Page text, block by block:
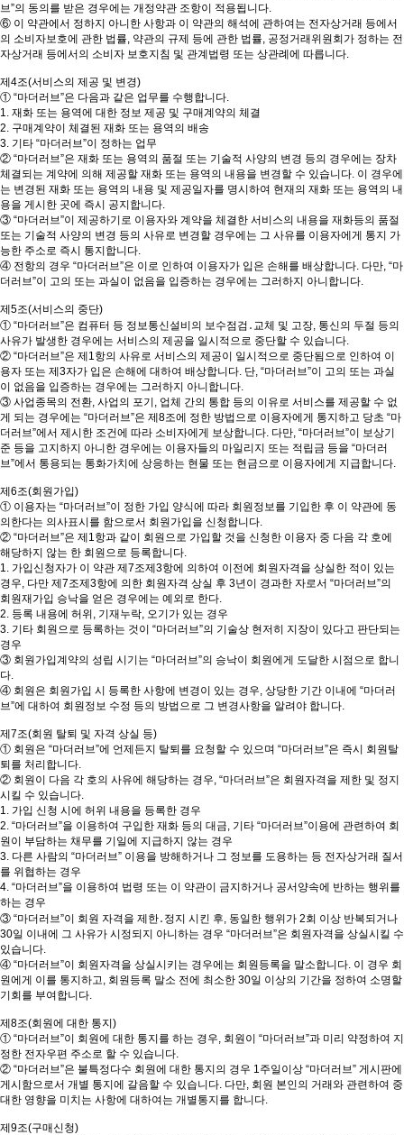
브”의 동의를 받은 경우에는 개정약관 조항이 적용됩니다.
⑥ 이 약관에서 정하지 아니한 사항과 이 약관의 해석에 관하여는 전자상거래 등에서
의 소비자보호에 관한 법률, 약관의 규제 등에 관한 법률, 공정거래위원회가 정하는 전
자상거래 등에서의 소비자 보호지침 및 관계법령 또는 상관례에 따릅니다.
제4조(서비스의 제공 및 변경)
① “마더러브”은 다음과 같은 업무를 수행합니다.
1. 재화 또는 용역에 대한 정보 제공 및 구매계약의 체결
2. 구매계약이 체결된 재화 또는 용역의 배송
3. 기타 “마더러브”이 정하는 업무
② “마더러브”은 재화 또는 용역의 품절 또는 기술적 사양의 변경 등의 경우에는 장차
체결되는 계약에 의해 제공할 재화 또는 용역의 내용을 변경할 수 있습니다. 이 경우에
는 변경된 재화 또는 용역의 내용 및 제공일자를 명시하여 현재의 재화 또는 용역의 내
용을 게시한 곳에 즉시 공지합니다.
③ “마더러브”이 제공하기로 이용자와 계약을 체결한 서비스의 내용을 재화등의 품절
또는 기술적 사양의 변경 등의 사유로 변경할 경우에는 그 사유를 이용자에게 통지 가
능한 주소로 즉시 통지합니다.
④ 전항의 경우 “마더러브”은 이로 인하여 이용자가 입은 손해를 배상합니다. 다만, “마
더러브”이 고의 또는 과실이 없음을 입증하는 경우에는 그러하지 아니합니다.
제5조(서비스의 중단)
① “마더러브”은 컴퓨터 등 정보통신설비의 보수점검․교체 및 고장, 통신의 두절 등의
사유가 발생한 경우에는 서비스의 제공을 일시적으로 중단할 수 있습니다.
② “마더러브”은 제1항의 사유로 서비스의 제공이 일시적으로 중단됨으로 인하여 이
용자 또는 제3자가 입은 손해에 대하여 배상합니다. 단, “마더러브”이 고의 또는 과실
이 없음을 입증하는 경우에는 그러하지 아니합니다.
③ 사업종목의 전환, 사업의 포기, 업체 간의 통합 등의 이유로 서비스를 제공할 수 없
게 되는 경우에는 “마더러브”은 제8조에 정한 방법으로 이용자에게 통지하고 당초 “마
더러브”에서 제시한 조건에 따라 소비자에게 보상합니다. 다만, “마더러브”이 보상기
준 등을 고지하지 아니한 경우에는 이용자들의 마일리지 또는 적립금 등을 “마더러
브”에서 통용되는 통화가치에 상응하는 현물 또는 현금으로 이용자에게 지급합니다.
제6조(회원가입)
① 이용자는 “마더러브”이 정한 가입 양식에 따라 회원정보를 기입한 후 이 약관에 동
의한다는 의사표시를 함으로서 회원가입을 신청합니다.
② “마더러브”은 제1항과 같이 회원으로 가입할 것을 신청한 이용자 중 다음 각 호에
해당하지 않는 한 회원으로 등록합니다.
1. 가입신청자가 이 약관 제7조제3항에 의하여 이전에 회원자격을 상실한 적이 있는
경우, 다만 제7조제3항에 의한 회원자격 상실 후 3년이 경과한 자로서 “마더러브”의
회원재가입 승낙을 얻은 경우에는 예외로 한다.
2. 등록 내용에 허위, 기재누락, 오기가 있는 경우
3. 기타 회원으로 등록하는 것이 “마더러브”의 기술상 현저히 지장이 있다고 판단되는
경우
③ 회원가입계약의 성립 시기는 “마더러브”의 승낙이 회원에게 도달한 시점으로 합니
다.
④ 회원은 회원가입 시 등록한 사항에 변경이 있는 경우, 상당한 기간 이내에 “마더러
브”에 대하여 회원정보 수정 등의 방법으로 그 변경사항을 알려야 합니다.
제7조(회원 탈퇴 및 자격 상실 등)
① 회원은 “마더러브”에 언제든지 탈퇴를 요청할 수 있으며 “마더러브”은 즉시 회원탈
퇴를 처리합니다.
② 회원이 다음 각 호의 사유에 해당하는 경우, “마더러브”은 회원자격을 제한 및 정지
시킬 수 있습니다.
1. 가입 신청 시에 허위 내용을 등록한 경우
2. “마더러브”을 이용하여 구입한 재화 등의 대금, 기타 “마더러브”이용에 관련하여 회
원이 부담하는 채무를 기일에 지급하지 않는 경우
3. 다른 사람의 “마더러브” 이용을 방해하거나 그 정보를 도용하는 등 전자상거래 질서
를 위협하는 경우
4. “마더러브”을 이용하여 법령 또는 이 약관이 금지하거나 공서양속에 반하는 행위를
하는 경우
③ “마더러브”이 회원 자격을 제한․정지 시킨 후, 동일한 행위가 2회 이상 반복되거나
30일 이내에 그 사유가 시정되지 아니하는 경우 “마더러브”은 회원자격을 상실시킬 수
있습니다.
④ “마더러브”이 회원자격을 상실시키는 경우에는 회원등록을 말소합니다. 이 경우 회
원에게 이를 통지하고, 회원등록 말소 전에 최소한 30일 이상의 기간을 정하여 소명할
기회를 부여합니다.
제8조(회원에 대한 통지)
① “마더러브”이 회원에 대한 통지를 하는 경우, 회원이 “마더러브”과 미리 약정하여 지
정한 전자우편 주소로 할 수 있습니다.
② “마더러브”은 불특정다수 회원에 대한 통지의 경우 1주일이상 “마더러브” 게시판에
게시함으로서 개별 통지에 갈음할 수 있습니다. 다만, 회원 본인의 거래와 관련하여 중
대한 영향을 미치는 사항에 대하여는 개별통지를 합니다.
제9조(구매신청)